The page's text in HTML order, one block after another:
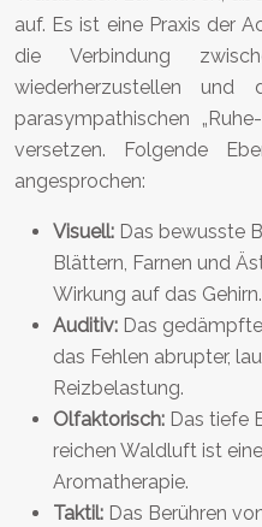
auf. Es ist eine Praxis der
die Verbindung
wiederherzustellen
parasympathischen
versetzen. Folgende
angesprochen:
Visuell: Das bewusste
Blättern, Farnen und
Wirkung auf das Gehirn.
Auditiv: Das
das Fehlen abrupter,
Reizbelastung.
Olfaktorisch: Das tiefe
reichen Waldluft ist
Aromatherapie.
Taktil: Das Berühren